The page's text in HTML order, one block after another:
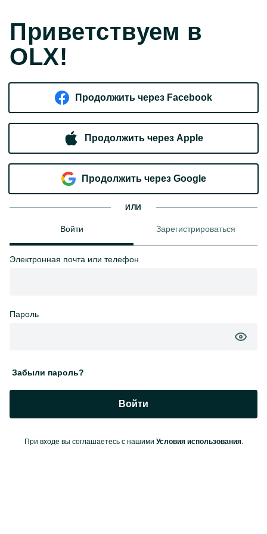
Приветствуем в
OLX!
Продолжить через Facebook
Продолжить через Apple
Продолжить через Google
ИЛИ
Войти Зарегистрироваться
Электронная почта или телефон
Пароль
Забыли пароль?
Войти
При входе вы соглашаетесь с нашими Условия использования.